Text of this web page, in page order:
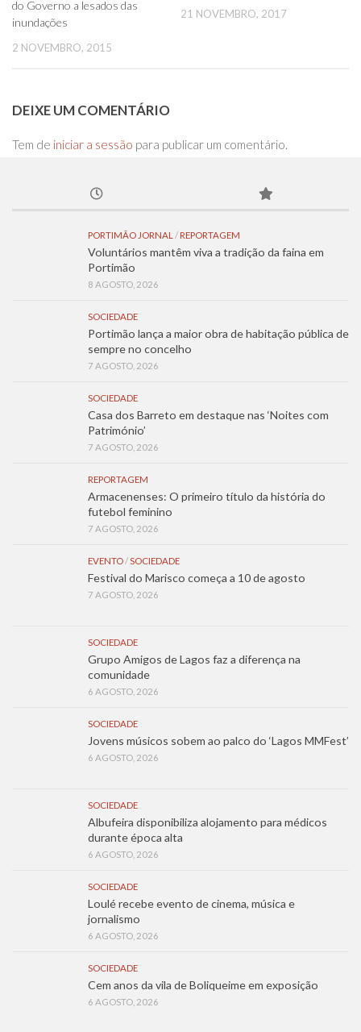
do Governo a lesados das
inundações
2 NOVEMBRO, 2015
21 NOVEMBRO, 2017
DEIXE UM COMENTÁRIO
Tem de iniciar a sessão para publicar um comentário.
PORTIMÃO JORNAL / REPORTAGEM
Voluntários mantêm viva a tradição da faina em
Portimão
8 AGOSTO, 2026
SOCIEDADE
Portimão lança a maior obra de habitação pública de
sempre no concelho
7 AGOSTO, 2026
SOCIEDADE
Casa dos Barreto em destaque nas ‘Noites com
Património’
7 AGOSTO, 2026
REPORTAGEM
Armacenenses: O primeiro título da história do
futebol feminino
7 AGOSTO, 2026
EVENTO/SOCIEDADE
Festival do Marisco começa a 10 de agosto
7 AGOSTO, 2026
SOCIEDADE
Grupo Amigos de Lagos faz a diferença na
comunidade
6 AGOSTO, 2026
SOCIEDADE
Jovens músicos sobem ao palco do ‘Lagos MMFest’
6 AGOSTO, 2026
SOCIEDADE
Albufeira disponibiliza alojamento para médicos
durante época alta
6 AGOSTO, 2026
SOCIEDADE
Loulé recebe evento de cinema, música e
jornalismo
6 AGOSTO, 2026
SOCIEDADE
Cem anos da vila de Boliqueime em exposição
6 AGOSTO, 2026